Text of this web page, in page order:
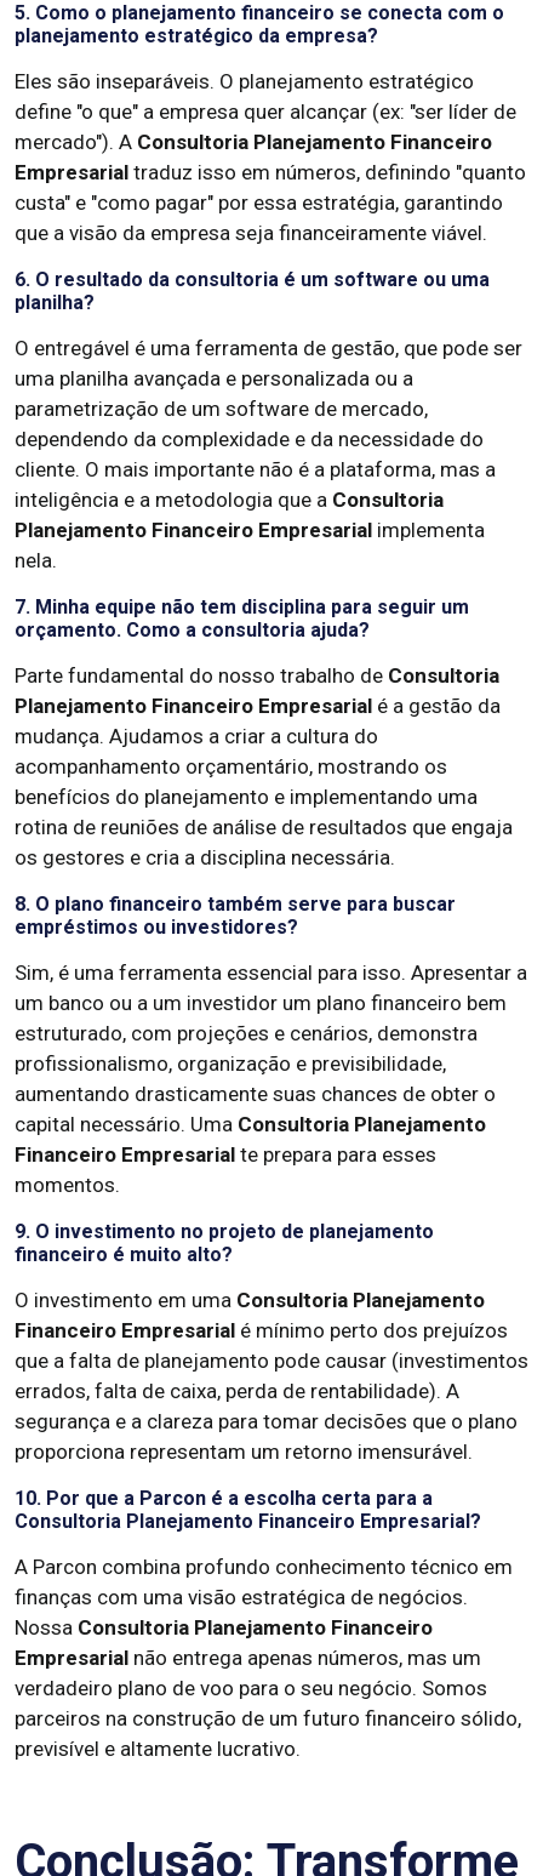
5. Como o planejamento financeiro se conecta com o
planejamento estratégico da empresa?
Eles são inseparáveis. O planejamento estratégico
define "o que" a empresa quer alcançar (ex: "ser líder de
mercado"). A Consultoria Planejamento Financeiro
Empresarial traduz isso em números, definindo "quanto
custa" e "como pagar" por essa estratégia, garantindo
que a visão da empresa seja financeiramente viável.
6. O resultado da consultoria é um software ou uma
planilha?
O entregável é uma ferramenta de gestão, que pode ser
uma planilha avançada e personalizada ou a
parametrização de um software de mercado,
dependendo da complexidade e da necessidade do
cliente. O mais importante não é a plataforma, mas a
inteligência e a metodologia que a Consultoria
Planejamento Financeiro Empresarial implementa
nela.
7. Minha equipe não tem disciplina para seguir um
orçamento. Como a consultoria ajuda?
Parte fundamental do nosso trabalho de Consultoria
Planejamento Financeiro Empresarial é a gestão da
mudança. Ajudamos a criar a cultura do
acompanhamento orçamentário, mostrando os
benefícios do planejamento e implementando uma
rotina de reuniões de análise de resultados que engaja
os gestores e cria a disciplina necessária.
8. O plano financeiro também serve para buscar
empréstimos ou investidores?
Sim, é uma ferramenta essencial para isso. Apresentar a
um banco ou a um investidor um plano financeiro bem
estruturado, com projeções e cenários, demonstra
profissionalismo, organização e previsibilidade,
aumentando drasticamente suas chances de obter o
capital necessário. Uma Consultoria Planejamento
Financeiro Empresarial te prepara para esses
momentos.
9. O investimento no projeto de planejamento
financeiro é muito alto?
O investimento em uma Consultoria Planejamento
Financeiro Empresarial é mínimo perto dos prejuízos
que a falta de planejamento pode causar (investimentos
errados, falta de caixa, perda de rentabilidade). A
segurança e a clareza para tomar decisões que o plano
proporciona representam um retorno imensurável.
10. Por que a Parcon é a escolha certa para a
Consultoria Planejamento Financeiro Empresarial?
A Parcon combina profundo conhecimento técnico em
finanças com uma visão estratégica de negócios.
Nossa Consultoria Planejamento Financeiro
Empresarial não entrega apenas números, mas um
verdadeiro plano de voo para o seu negócio. Somos
parceiros na construção de um futuro financeiro sólido,
previsível e altamente lucrativo.
Conclusão: Transforme